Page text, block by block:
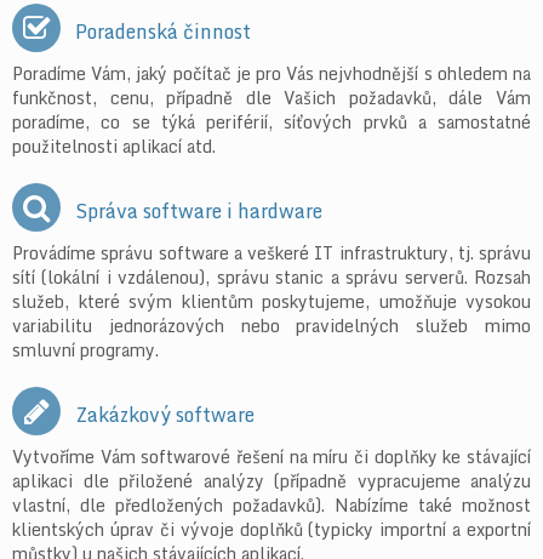
Poradenská činnost
Poradíme Vám, jaký počítač je pro Vás nejvhodnější s ohledem na
funkčnost, cenu, případně dle Vašich požadavků, dále Vám
poradíme, co se týká periférií, síťových prvků a samostatné
použitelnosti aplikací atd.
Správa software i hardware
Provádíme správu software a veškeré IT infrastruktury, tj. správu
sítí (lokální i vzdálenou), správu stanic a správu serverů. Rozsah
služeb, které svým klientům poskytujeme, umožňuje vysokou
variabilitu jednorázových nebo pravidelných služeb mimo
smluvní programy.
Zakázkový software
Vytvoříme Vám softwarové řešení na míru či doplňky ke stávající
aplikaci dle přiložené analýzy (případně vypracujeme analýzu
vlastní, dle předložených požadavků). Nabízíme také možnost
klientských úprav či vývoje doplňků (typicky importní a exportní